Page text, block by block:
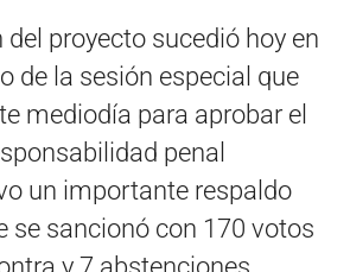
proyecto sucedió hoy en
de la sesión especial que
mediodía para aprobar el
penal
un importante respaldo
se sancionó con 170 votos